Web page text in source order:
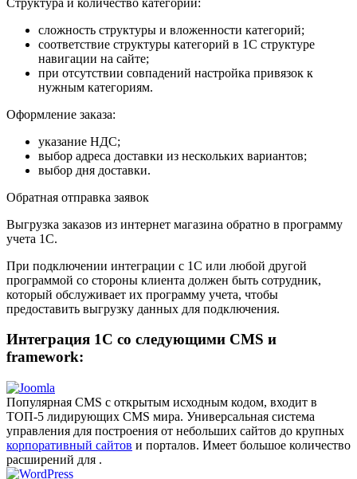
сложность структуры и вложенности категорий;
соответствие структуры категорий в 1С структуре
навигации на сайте;
при отсутствии совпадений настройка привязок к
нужным категориям.
Оформление заказа:
указание НДС;
выбор адреса доставки из нескольких вариантов;
выбор дня доставки.
Обратная отправка заявок
Выгрузка заказов из интернет магазина обратно в программу
учета 1С.
При подключении интеграции с 1С или любой другой
программой со стороны клиента должен быть сотрудник,
который обслуживает их программу учета, чтобы
предоставить выгрузку данных для подключения.
Интеграция 1С со следующими CMS и
framework:
Популярная CMS с открытым исходным кодом, входит в
ТОП-5 лидирующих CMS мира. Универсальная система
управления для построения от небольших сайтов до крупных
корпоративный сайтов и порталов. Имеет большое количество
расширений для .